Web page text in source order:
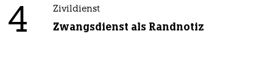
4 Zivildienst
Zwangsdienst als Randnotiz